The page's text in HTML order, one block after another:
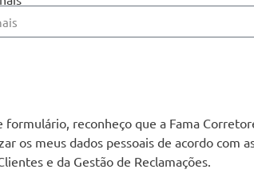
reconheço que a Fama
os meus dados pessoais de acordo com
e da Gestão de Reclamações.